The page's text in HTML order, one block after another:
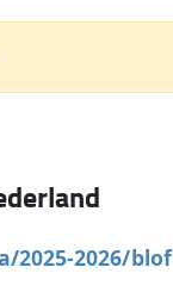
2025-2026/blof